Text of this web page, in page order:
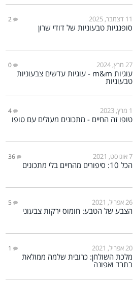
11 דצמבר, 2025 2
סופגניות טבעוניות של דודי שרון
27 מרץ, 2024 0
עוגיות m&m - עוגיות עדשים צבעוניות
טבעוניות
1 מרץ, 2023 4
טופו זה החיים - מתכונים מעולים עם טופו
7 אוגוסט, 2021 36
הכל 10: סיפורים מהחיים בלי מתכונים
26 אפריל, 2021 5
הצבע של הטבע: חומוס ירקות צבעוני
20 אפריל, 2021 1
מלכת השולחן: כרובית שלמה ממולאת
בתרד ואפונה